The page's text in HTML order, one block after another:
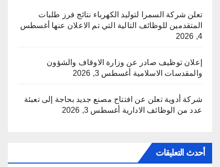
تعلن شركة السمرا لتوليد الكهرباء نتائج فرز طلبات
المتقدمين للوظائف التالية التي تم الاعلان عنها أغسطس
4, 2026
إعلان توظيف صادر عن وزارة الاوقاف والشؤون
والمقدسات الاسلامية أغسطس 3, 2026
شركة أدوية تعلن عن افتتاح مصنع جديد بحاجة إلى تعبئة
عدد من الوظائف الادارية أغسطس 3, 2026
أحدث التعليقات